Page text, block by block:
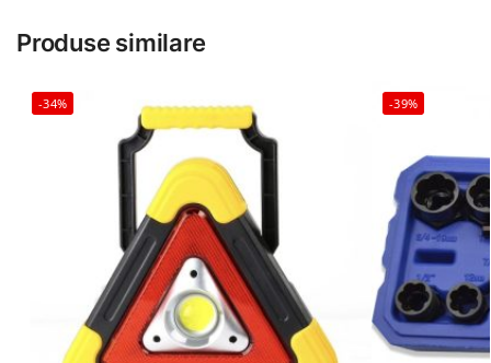
Produse similare
-34% -39%